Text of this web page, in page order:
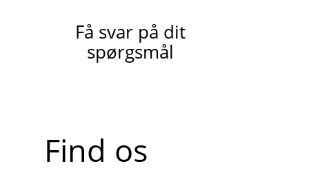
Få svar på dit
spørgsmål
Find os